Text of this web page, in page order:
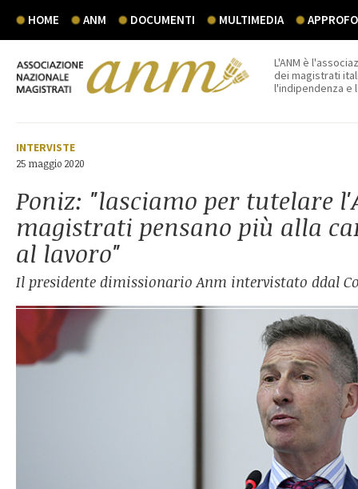
HOME ANM DOCUMENTI MULTIMEDIA
L'ANM è
dei magistrati
l'indipendenza e
INTERVISTE
25 maggio 2020
Poniz: "lasciamo per tutelare
magistrati pensano più alla
al lavoro"
Il presidente dimissionario Anm intervistato ddal